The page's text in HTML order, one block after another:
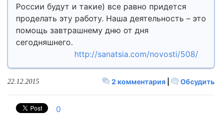
России будут и такие) все равно придется
проделать эту работу. Наша деятельность – это
помощь завтрашнему дню от дня
сегодняшнего.
http://sanatsia.com/novosti/508/
2 комментария Обсудить
22.12.2015
0